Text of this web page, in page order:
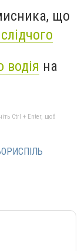
що
водія на
Ctrl + Enter, щоб